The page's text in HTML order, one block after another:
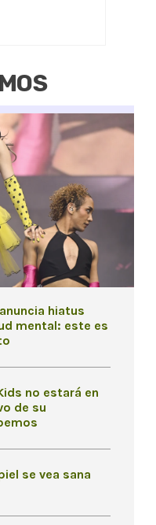
hiatus
mental: este es
no estará en
de su
se vea sana